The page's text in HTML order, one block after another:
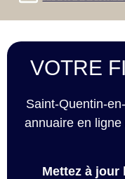
VOTRE
Saint-Quentin-
annuaire en
Mettez à